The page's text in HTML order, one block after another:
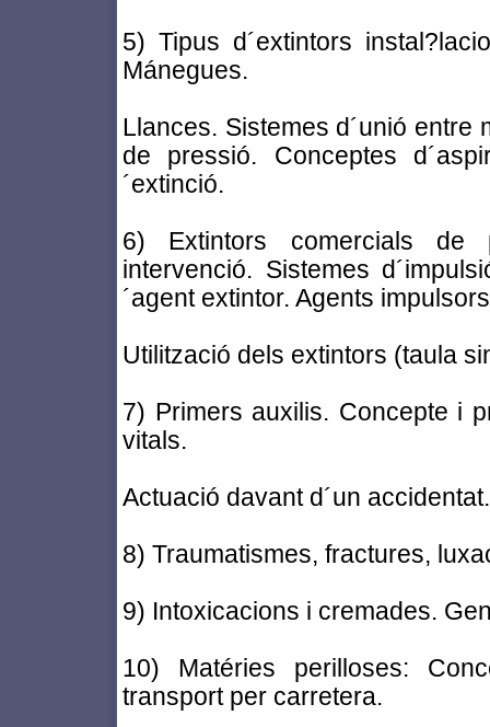
5) Tipus d´extintors
Mánegues.
Llances. Sistemes d´unió entre
de pressió. Conceptes
´extinció.
6) Extintors comercials de
intervenció. Sistemes
´agent extintor. Agents
Utilització dels extintors (taula
7) Primers auxilis. Concepte i
vitals.
Actuació davant d´un accidentat.
8) Traumatismes, fractures,
9) Intoxicacions i cremades.
10) Matéries perilloses:
transport per carretera.